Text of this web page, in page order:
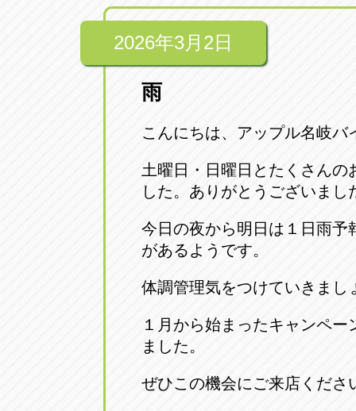
0561-84-
アップル
アップル
0568-85-
アップル
0568-25-
アップル
0566-43-
アップル
愛知県瀬戸市美濃池町29-1
アップル一宮22号店
愛知県一宮市朝日3-4-12
アップル春日井店
愛知県春日井市八田町2-1-16
アップル名岐バイパス春日店
愛知県北名古屋市中之郷八反
アップル碧南店
愛知県碧南市立山町4-32-1
アップル常滑店
2026年3月2日
雨
こんにちは、アップル名岐
土曜日・日曜日とたくさん
した。ありがとうございまし
今日の夜から明日は１日雨予
があるようです。
体調管理気をつけていきまし
１月から始まったキャンペ
ました。
ぜひこの機会にご来店くださ